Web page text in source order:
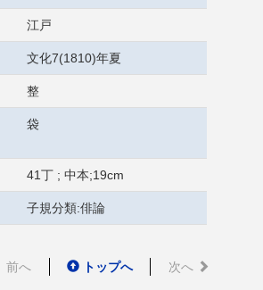
江戸
文化7(1810)年夏
整
袋
41丁 ; 中本;19cm
子規分類:俳論
前へ トップへ 次へ